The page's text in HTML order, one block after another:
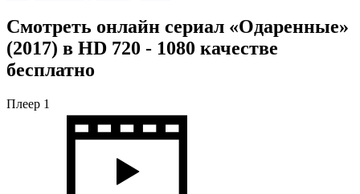
Смотреть онлайн сериал «Одаренные»
(2017) в HD 720 - 1080 качестве
бесплатно
Плеер 1